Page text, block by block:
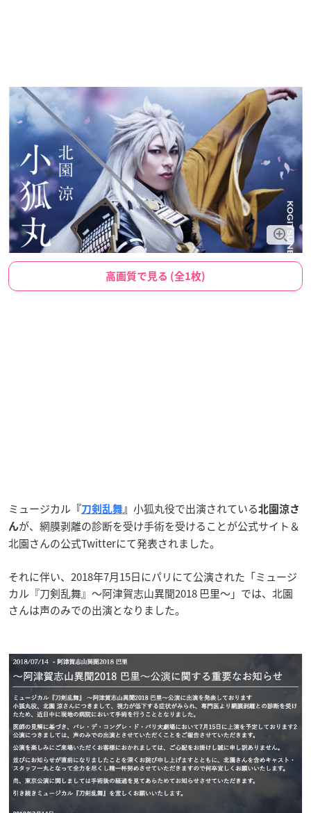
高画質で見る (全1枚)
ミュージカル 『刀剣乱舞 』 小狐丸役で出演されている北園涼さ
んが、網膜剥離の診断を受け手術を受けることが公式サイト＆
北園さんの公式Twitterにて発表されました。
それに伴い、2018年7月15日にパリにて公演された「ミュージ
カル『刀剣乱舞』～阿津賀志山異聞2018 巴里～」では、北園
さんは声のみでの出演となりました。